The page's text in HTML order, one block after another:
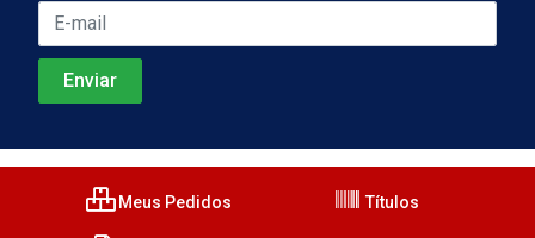
Meus Pedidos Títulos